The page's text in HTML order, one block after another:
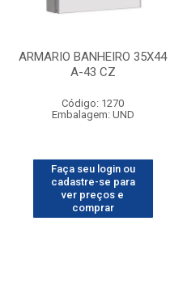
ARMARIO BANHEIRO 35X44
A-43 CZ
Código: 1270
Embalagem: UND
Faça seu login ou
cadastre-se para
ver preços e
comprar